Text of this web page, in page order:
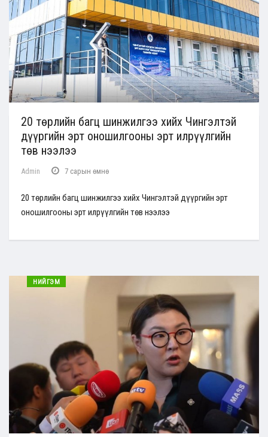
20 төрлийн багц шинжилгээ хийх Чингэлтэй
дүүргийн эрт оношилгооны эрт илрүүлгийн
төв нээлээ
Admin 7 сарын өмнө
20 төрлийн багц шинжилгээ хийх Чингэлтэй дүүргийн эрт
оношилгооны эрт илрүүлгийн төв нээлээ
НИЙГЭМ